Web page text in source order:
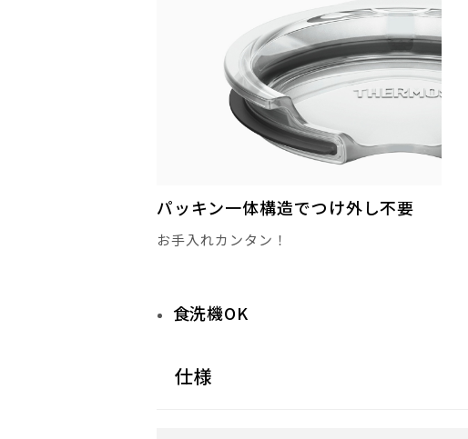
パッキン一体構造でつけ外し不要
お手入れカンタン！
食洗機OK
仕様